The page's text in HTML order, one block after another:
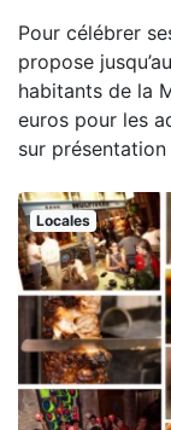
Pour célébrer
propose
habitants de la
euros pour les
sur présentation
Locales